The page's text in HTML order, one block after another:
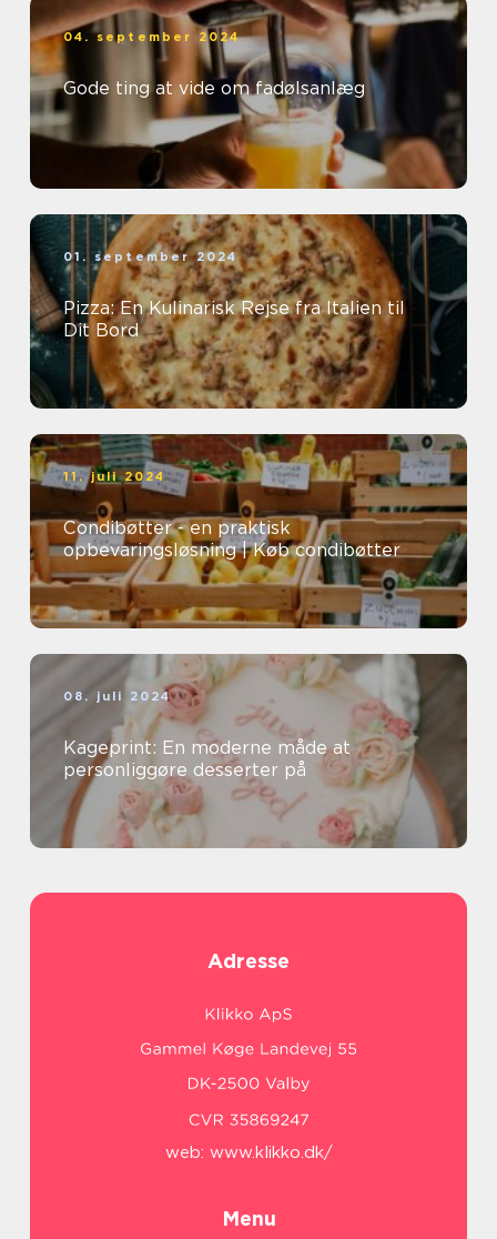
04. september 2024
Gode ting at vide om fadølsanlæg
01. september 2024
Pizza: En Kulinarisk Rejse fra Italien til
Dit Bord
11. juli 2024
Condibøtter - en praktisk
opbevaringsløsning | Køb condibøtter
08. juli 2024
Kageprint: En moderne måde at
personliggøre desserter på
Adresse
web: www.klikko.dk/
Menu